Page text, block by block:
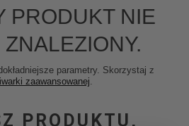
PRODUKT NIE
parametry. Skorzystaj z
zaawansowanej.
PRODUKTU,